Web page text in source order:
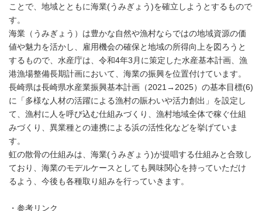
ことで、地域とともに海業(うみぎょう)を確立しようとするもので
す。
海業（うみぎょう）は豊かな自然や漁村ならではの地域資源の価
値や魅力を活かし、雇用機会の確保と地域の所得向上を図ろうと
するもので、水産庁は、令和4年3月に策定した水産基本計画、漁
港漁場整備長期計画において、海業の振興を位置付けています。
長崎県は長崎県水産業振興基本計画（2021→2025）の基本目標(6)
に「多様な人材の活躍による漁村の賑わいや活力創出」を設定し
て、漁村に人を呼び込む仕組みづくり、漁村地域全体で稼ぐ仕組
みづくり、異業種との連携による浜の活性化などを挙げていま
す。
虹の散骨の仕組みは、海業(うみぎょう)が提唱する仕組みと合致し
ており、海業のモデルケースとしても興味関心を持っていただけ
るよう、今後も各種取り組みを行っていきます。
・参考リンク